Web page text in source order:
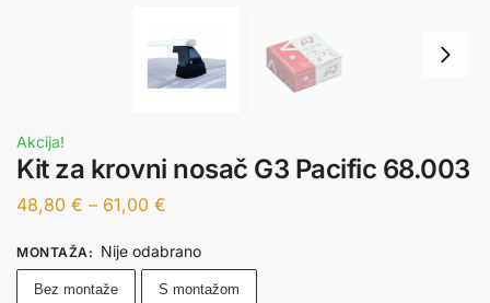
Akcija!
Kit za krovni nosač G3 Pacific 68.003
48,80 € – 61,00 €
MONTAŽA : Nije odabrano
Bez montaže S montažom